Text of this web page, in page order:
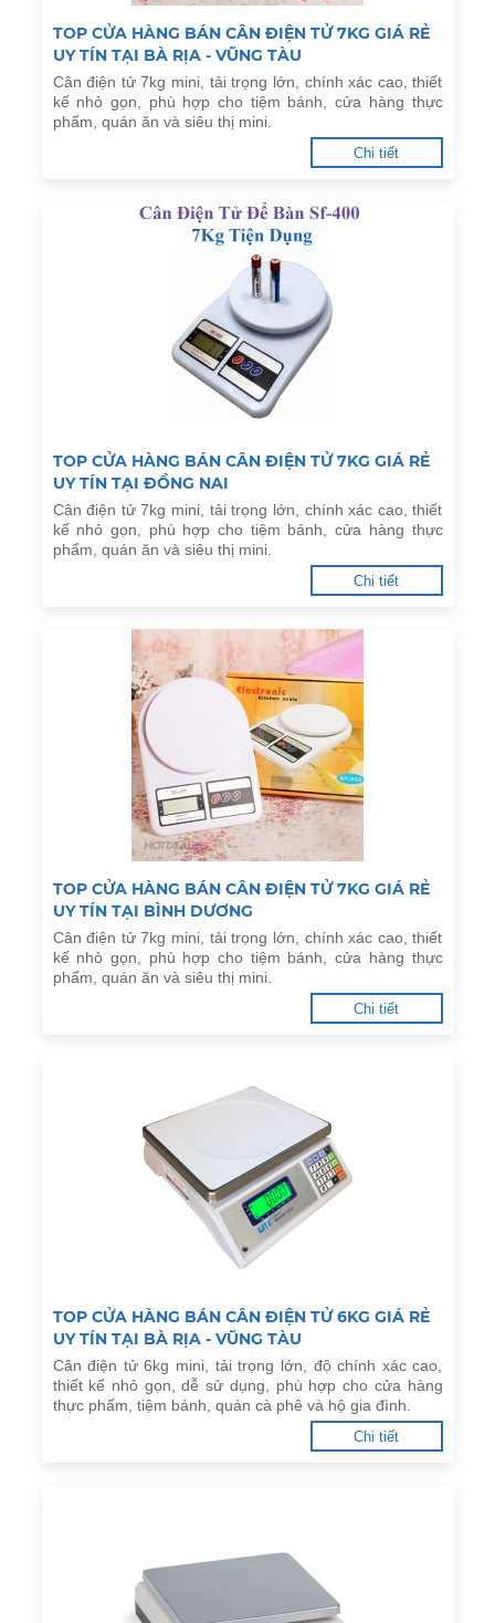
TOP CỬA HÀNG BÁN CÂN ĐIỆN TỬ 7KG GIÁ RẺ
UY TÍN TẠI BÀ RỊA - VŨNG TÀU
Cân điện tử 7kg mini, tải trọng lớn, chính xác cao, thiết
kế nhỏ gọn, phù hợp cho tiệm bánh, cửa hàng thực
phẩm, quán ăn và siêu thị mini.
Chi tiết
TOP CỬA HÀNG BÁN CÂN ĐIỆN TỬ 7KG GIÁ RẺ
UY TÍN TẠI ĐỒNG NAI
Cân điện tử 7kg mini, tải trọng lớn, chính xác cao, thiết
kế nhỏ gọn, phù hợp cho tiệm bánh, cửa hàng thực
phẩm, quán ăn và siêu thị mini.
Chi tiết
TOP CỬA HÀNG BÁN CÂN ĐIỆN TỬ 7KG GIÁ RẺ
UY TÍN TẠI BÌNH DƯƠNG
Cân điện tử 7kg mini, tải trọng lớn, chính xác cao, thiết
kế nhỏ gọn, phù hợp cho tiệm bánh, cửa hàng thực
phẩm, quán ăn và siêu thị mini.
Chi tiết
TOP CỬA HÀNG BÁN CÂN ĐIỆN TỬ 6KG GIÁ RẺ
UY TÍN TẠI BÀ RỊA - VŨNG TÀU
Cân điện tử 6kg mini, tải trọng lớn, độ chính xác cao,
thiết kế nhỏ gọn, dễ sử dụng, phù hợp cho cửa hàng
thực phẩm, tiệm bánh, quán cà phê và hộ gia đình.
Chi tiết